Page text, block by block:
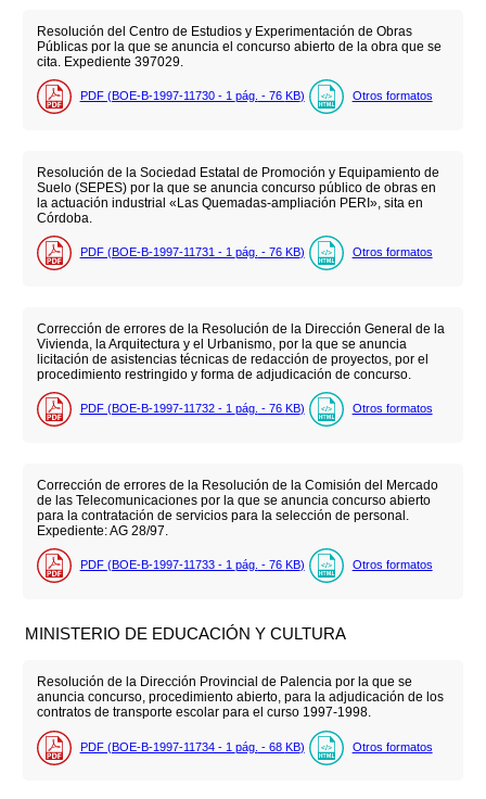
Resolución del Centro de Estudios y Experimentación de Obras
Públicas por la que se anuncia el concurso abierto de la obra que se
cita. Expediente 397029.
PDF (BOE-B-1997-11730 - 1 pág. - 76 KB) Otros formatos
Resolución de la Sociedad Estatal de Promoción y Equipamiento de
Suelo (SEPES) por la que se anuncia concurso público de obras en
la actuación industrial «Las Quemadas-ampliación PERI», sita en
Córdoba.
PDF (BOE-B-1997-11731 - 1 pág. - 76 KB) Otros formatos
Corrección de errores de la Resolución de la Dirección General de la
Vivienda, la Arquitectura y el Urbanismo, por la que se anuncia
licitación de asistencias técnicas de redacción de proyectos, por el
procedimiento restringido y forma de adjudicación de concurso.
PDF (BOE-B-1997-11732 - 1 pág. - 76 KB) Otros formatos
Corrección de errores de la Resolución de la Comisión del Mercado
de las Telecomunicaciones por la que se anuncia concurso abierto
para la contratación de servicios para la selección de personal.
Expediente: AG 28/97.
PDF (BOE-B-1997-11733 - 1 pág. - 76 KB) Otros formatos
MINISTERIO DE EDUCACIÓN Y CULTURA
Resolución de la Dirección Provincial de Palencia por la que se
anuncia concurso, procedimiento abierto, para la adjudicación de los
contratos de transporte escolar para el curso 1997-1998.
PDF (BOE-B-1997-11734 - 1 pág. - 68 KB) Otros formatos